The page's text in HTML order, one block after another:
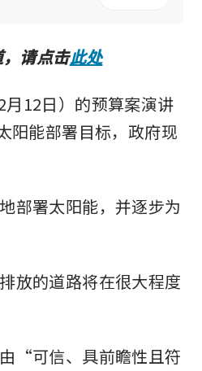
请点击此处
12日）的预算案演讲
阳能部署目标，政府现
部署太阳能，并逐步为
放的道路将在很大程度
“可信、具前瞻性且符